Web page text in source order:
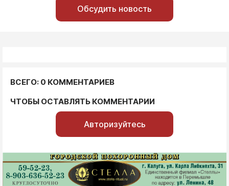
Обсудить новость
ВСЕГО: 0 КОММЕНТАРИЕВ
ЧТОБЫ ОСТАВЛЯТЬ КОММЕНТАРИИ
Авторизуйтесь